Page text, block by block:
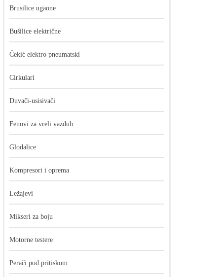
Brusilice ugaone
Bušilice električne
Čekić elektro pneumatski
Cirkulari
Duvači-usisivači
Fenovi za vreli vazduh
Glodalice
Kompresori i oprema
Ležajevi
Mikseri za boju
Motorne testere
Perači pod pritiskom